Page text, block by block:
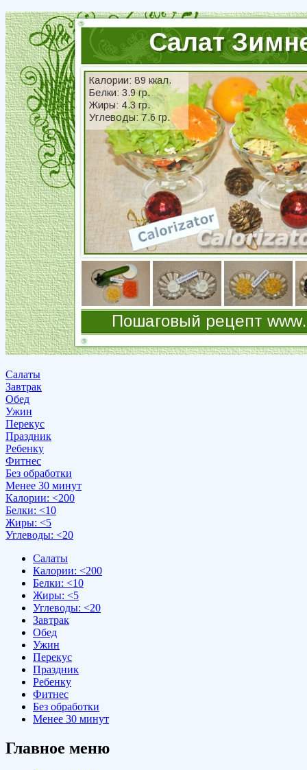
Салаты
Завтрак
Обед
Ужин
Перекус
Праздник
Ребенку
Фитнес
Без обработки
Менее 30 минут
Калории: <200
Белки: <10
Жиры: <5
Углеводы: <20
Салаты
Калории: <200
Белки: <10
Жиры: <5
Углеводы: <20
Завтрак
Обед
Ужин
Перекус
Праздник
Ребенку
Фитнес
Без обработки
Менее 30 минут
Главное меню